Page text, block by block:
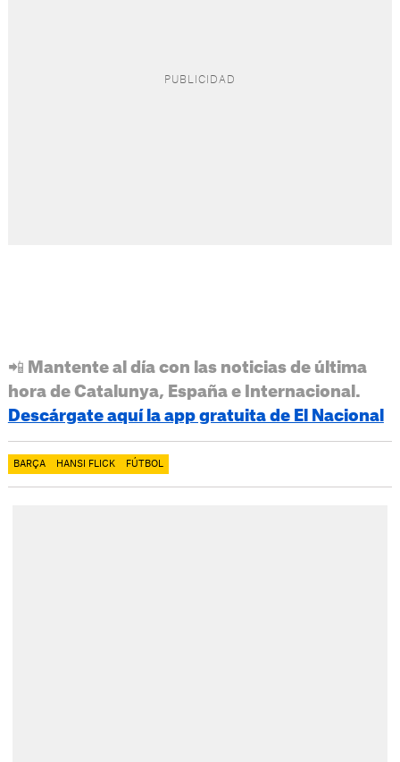
📲 Mantente al día con las noticias de última
hora de Catalunya, España e Internacional.
Descárgate aquí la app gratuita de El Nacional
BARÇA HANSI FLICK FÚTBOL